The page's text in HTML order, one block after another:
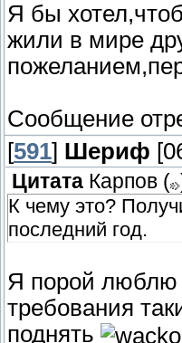
Я бы
жили в мире
Сообщение
[591] Шериф
Цитата Карпов (
К чему это?
последний год.
Я порой люблю
требования
поднять